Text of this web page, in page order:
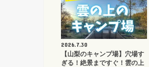
2026.7.30
【山梨のキャンプ場】穴場す
ぎる！絶景まですぐ！雲の上